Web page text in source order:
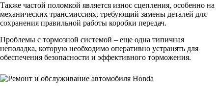
Также частой поломкой является износ сцепления, особенно на
механических трансмиссиях, требующий замены деталей для
сохранения правильной работы коробки передач.
Проблемы с тормозной системой – еще одна типичная
неполадка, которую необходимо оперативно устранять для
обеспечения безопасности и эффективного торможения.